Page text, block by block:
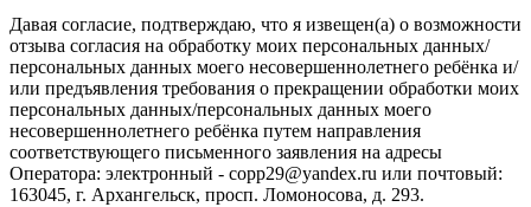
Давая согласие, подтверждаю, что я извещен(а) о возможности
отзыва согласия на обработку моих персональных данных/
персональных данных моего несовершеннолетнего ребёнка и/
или предъявления требования о прекращении обработки моих
персональных данных/персональных данных моего
несовершеннолетнего ребёнка путем направления
соответствующего письменного заявления на адресы
Оператора: электронный - copp29@yandex.ru или почтовый:
163045, г. Архангельск, просп. Ломоносова, д. 293.